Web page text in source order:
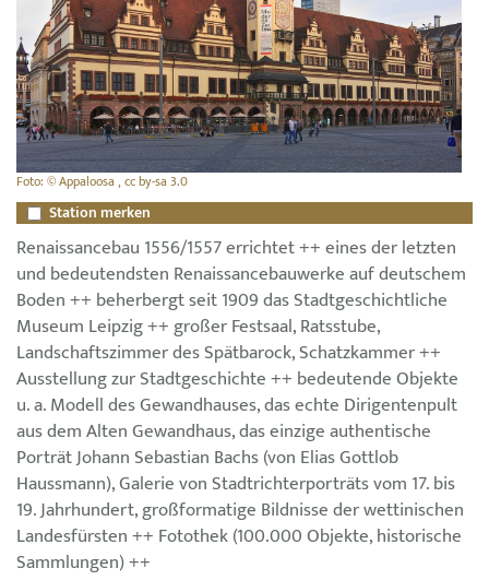
Foto: © Appaloosa , cc by-sa 3.0
Station merken
Renaissancebau 1556/1557 errichtet ++ eines der letzten
und bedeutendsten Renaissancebauwerke auf deutschem
Boden ++ beherbergt seit 1909 das Stadtgeschichtliche
Museum Leipzig ++ großer Festsaal, Ratsstube,
Landschaftszimmer des Spätbarock, Schatzkammer ++
Ausstellung zur Stadtgeschichte ++ bedeutende Objekte
u. a. Modell des Gewandhauses, das echte Dirigentenpult
aus dem Alten Gewandhaus, das einzige authentische
Porträt Johann Sebastian Bachs (von Elias Gottlob
Haussmann), Galerie von Stadtrichterporträts vom 17. bis
19. Jahrhundert, großformatige Bildnisse der wettinischen
Landesfürsten ++ Fotothek (100.000 Objekte, historische
Sammlungen) ++